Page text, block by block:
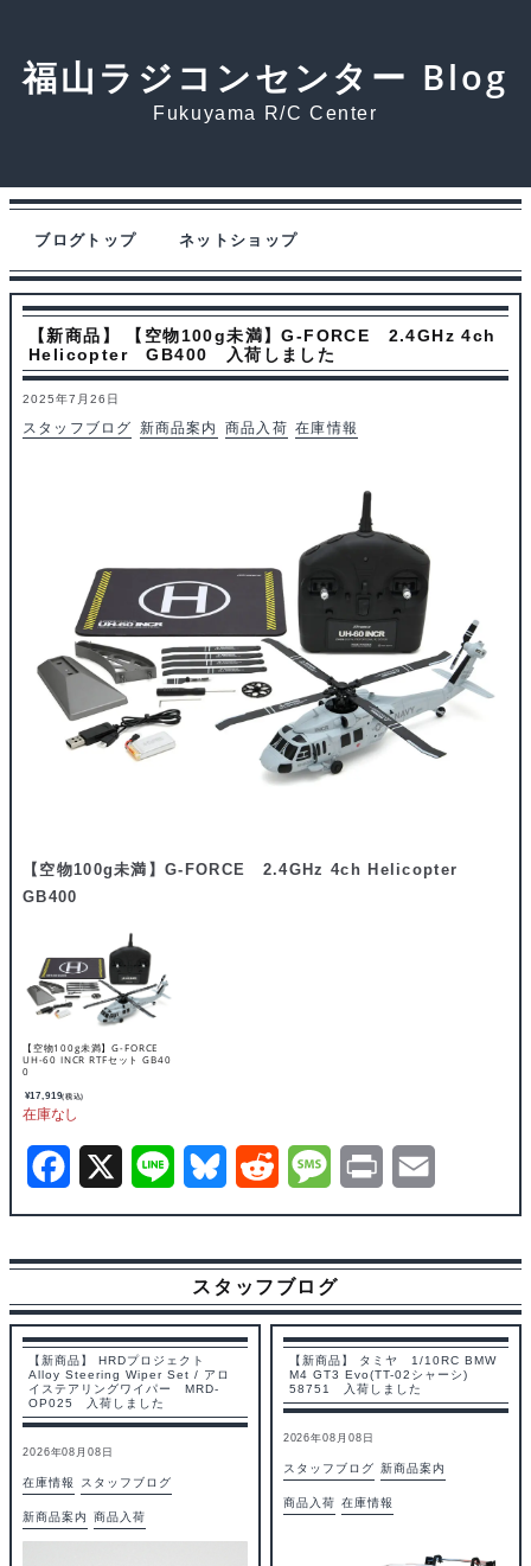
福山ラジコンセンター Blog
Fukuyama R/C Center
ブログトップ ネットショップ
【新商品】 【空物100g未満】G-FORCE 2.4GHz 4ch
Helicopter GB400 入荷しました
2025年7月26日
スタッフブログ 新商品案内 商品入荷 在庫情報
【空物100g未満】G-FORCE 2.4GHz 4ch Helicopter
GB400
【空物100g未満】G-FORCE
UH-60 INCR RTFセット GB40
0
¥17,919(税込)
b
o
o
X B
e
s
k
y
R
d
i
M
s
a
g
t l
スタッフブログ
【新商品】 HRDプロジェクト
Alloy Steering Wiper Set / アロ
イステアリングワイパー MRD-
OP025 入荷しました
2026年08月08日
在庫情報 スタッフブログ
新商品案内 商品入荷
【新商品】 タミヤ 1/10RC BMW
M4 GT3 Evo(TT-02シャーシ)
58751 入荷しました
2026年08月08日
スタッフブログ 新商品案内
商品入荷 在庫情報